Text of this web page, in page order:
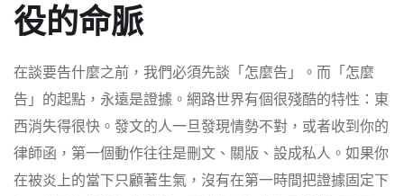
役的命脈
在談要告什麼之前，我們必須先談「怎麼告」。而「怎麼
告」的起點，永遠是證據。網路世界有個很殘酷的特性：東
西消失得很快。發文的人一旦發現情勢不對，或者收到你的
律師函，第一個動作往往是刪文、關版、設成私人。如果你
在被炎上的當下只顧著生氣，沒有在第一時間把證據固定下